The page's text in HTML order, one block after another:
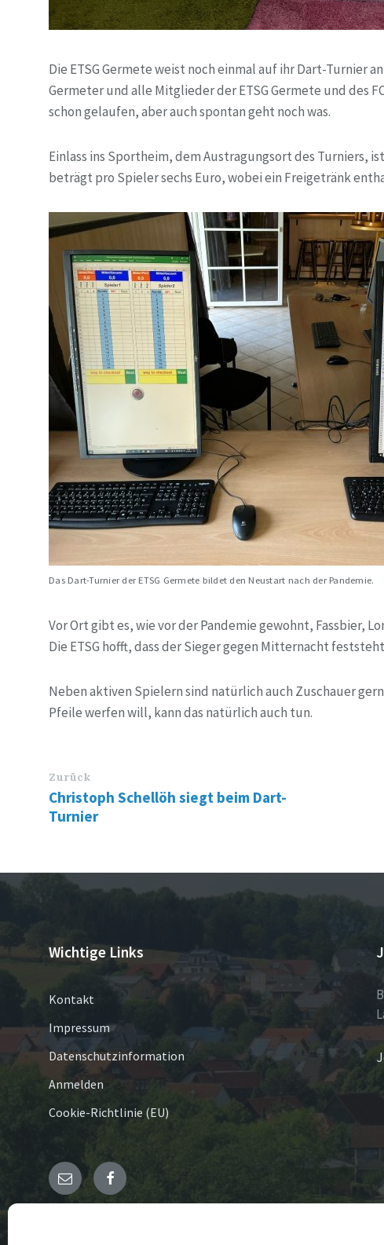
Die ETSG Germete weist noch einmal auf ihr Dart-Turnier
Germeter und alle Mitglieder der ETSG Germete und des
schon gelaufen, aber auch spontan geht noch was.
Einlass ins Sportheim, dem Austragungsort des Turniers,
beträgt pro Spieler sechs Euro, wobei ein Freigetränk
Das Dart-Turnier der ETSG Germete bildet den Neustart nach der Pandemie.
Vor Ort gibt es, wie vor der Pandemie gewohnt, Fassbier,
Die ETSG hofft, dass der Sieger gegen Mitternacht
Neben aktiven Spielern sind natürlich auch Zuschauer
Pfeile werfen will, kann das natürlich auch tun.
Zurück
Christoph Schellöh siegt beim Dart-
Turnier
Wichtige Links
Kontakt
Impressum
Datenschutzinformation
Anmelden
Cookie-Richtlinie (EU)
E- Facebook